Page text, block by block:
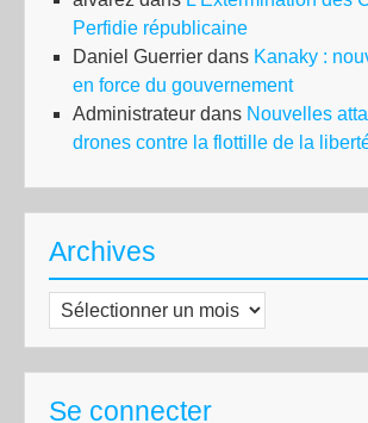
Perfidie républicaine
Daniel Guerrier dans Kanaky :
en force du gouvernement
Administrateur dans Nouvelles
drones contre la flottille de la
Archives
Archives
Se connecter